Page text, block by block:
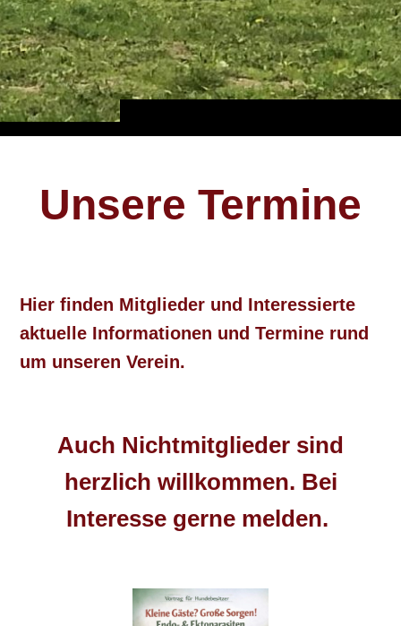
Unsere Termine
Hier finden Mitglieder und Interessierte
aktuelle Informationen und Termine rund
um unseren Verein.
Auch Nichtmitglieder sind
herzlich willkommen. Bei
Interesse gerne melden.